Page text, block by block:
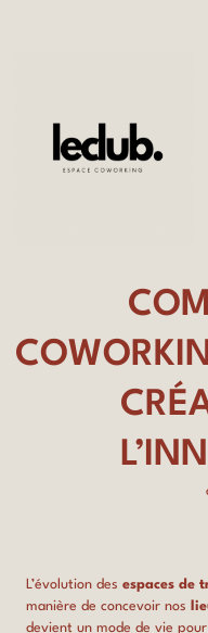
L’évolution des espaces de
manière de concevoir nos
devient un mode de vie